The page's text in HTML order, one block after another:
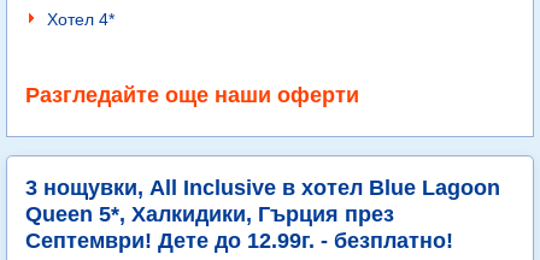
Хотел 4*
Разгледайте още наши оферти
3 нощувки, All Inclusive в хотел Blue Lagoon
Queen 5*, Халкидики, Гърция през
Септември! Дете до 12.99г. - безплатно!